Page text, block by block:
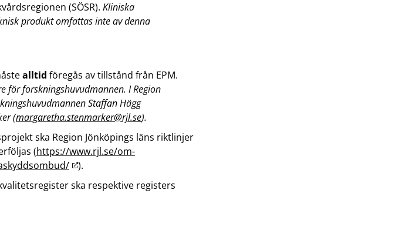
(SÖSR). Kliniska
produkt omfattas inte av denna
alltid föregås av tillstånd från EPM.
för forskningshuvudmannen. I Region
Staffan Hägg
(margaretha.stenmarker@rjl.se).
ska Region Jönköpings läns riktlinjer
(https://www.rjl.se/om-
L
n
).
ska respektive registers